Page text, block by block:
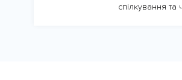
спілкування та